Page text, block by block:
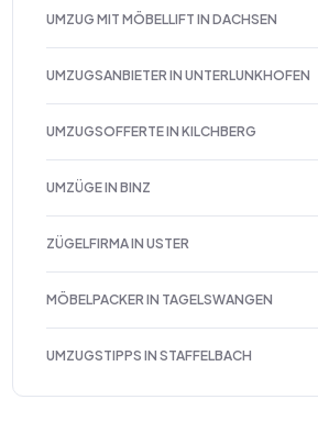
UMZUG MIT MÖBELLIFT IN DACHSEN
UMZUGSANBIETER IN UNTERLUNKHOFEN
UMZUGSOFFERTE IN KILCHBERG
UMZÜGE IN BINZ
ZÜGELFIRMA IN USTER
MÖBELPACKER IN TAGELSWANGEN
UMZUGSTIPPS IN STAFFELBACH